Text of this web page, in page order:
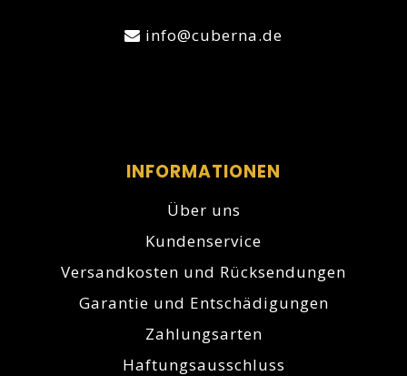
info@cuberna.de
INFORMATIONEN
Über uns
Kundenservice
Versandkosten und Rücksendungen
Garantie und Entschädigungen
Zahlungsarten
Haftungsausschluss